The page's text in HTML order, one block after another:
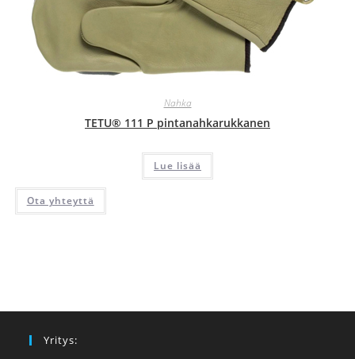
Nahka
TETU® 111 P pintanahkarukkanen
Lue lisää
Ota yhteyttä
Yritys: